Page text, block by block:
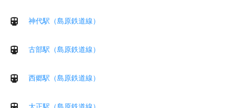
神代駅（島原鉄道線）
古部駅（島原鉄道線）
西郷駅（島原鉄道線）